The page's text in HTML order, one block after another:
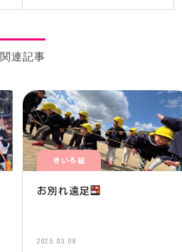
関連記事
きいろ組
お別れ遠足
2025.03.08